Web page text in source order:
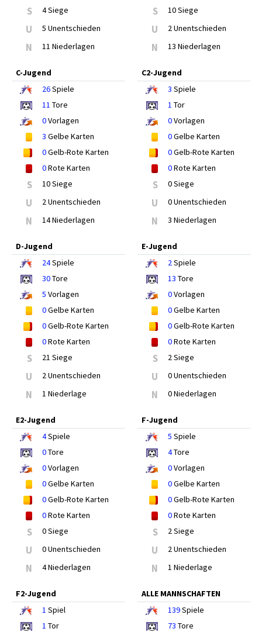
S 4 Siege
U 5 Unentschieden
N 11 Niederlagen
S 10 Siege
U 2 Unentschieden
N 13 Niederlagen
C-Jugend
26Spiele
11 Tore
0Vorlagen
3 Gelbe Karten
0Gelb-Rote Karten
0Rote Karten
S 10 Siege
U 2 Unentschieden
N 14 Niederlagen
C2-Jugend
3 Spiele
1 Tor
0Vorlagen
0Gelbe Karten
0Gelb-Rote Karten
0Rote Karten
S 0 Siege
U 0 Unentschieden
N 3 Niederlagen
D-Jugend
24Spiele
30Tore
5 Vorlagen
0Gelbe Karten
0Gelb-Rote Karten
0Rote Karten
S 21 Siege
U 2 Unentschieden
N 1 Niederlage
E-Jugend
2Spiele
13 Tore
0Vorlagen
0Gelbe Karten
0Gelb-Rote Karten
0Rote Karten
S 2 Siege
U 0 Unentschieden
N 0 Niederlagen
E2-Jugend
4Spiele
0Tore
0Vorlagen
0Gelbe Karten
0Gelb-Rote Karten
0Rote Karten
S 0 Siege
U 0 Unentschieden
N 4 Niederlagen
F-Jugend
5 Spiele
4Tore
0Vorlagen
0Gelbe Karten
0Gelb-Rote Karten
0Rote Karten
S 2 Siege
U 2 Unentschieden
N 1 Niederlage
F2-Jugend
1 Spiel
1 Tor
ALLE MANNSCHAFTEN
139Spiele
73 Tore